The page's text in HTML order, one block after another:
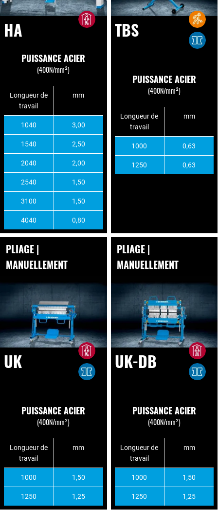
HA
PUISSANCE ACIER
(400N/mm²)
Longueur de
travail
mm
1040 3,00
1540 2,50
2040 2,00
2540 1,50
3100 1,50
4040 0,80
TBS
PUISSANCE ACIER
(400N/mm²)
Longueur de
travail
mm
1000 0,63
1250 0,63
PLIAGE |
MANUELLEMENT
UK
PUISSANCE ACIER
(400N/mm²)
Longueur de
travail
mm
1000 1,50
1250 1,25
PLIAGE |
MANUELLEMENT
UK-DB
PUISSANCE ACIER
(400N/mm²)
Longueur de
travail
mm
1000 1,50
1250 1,25